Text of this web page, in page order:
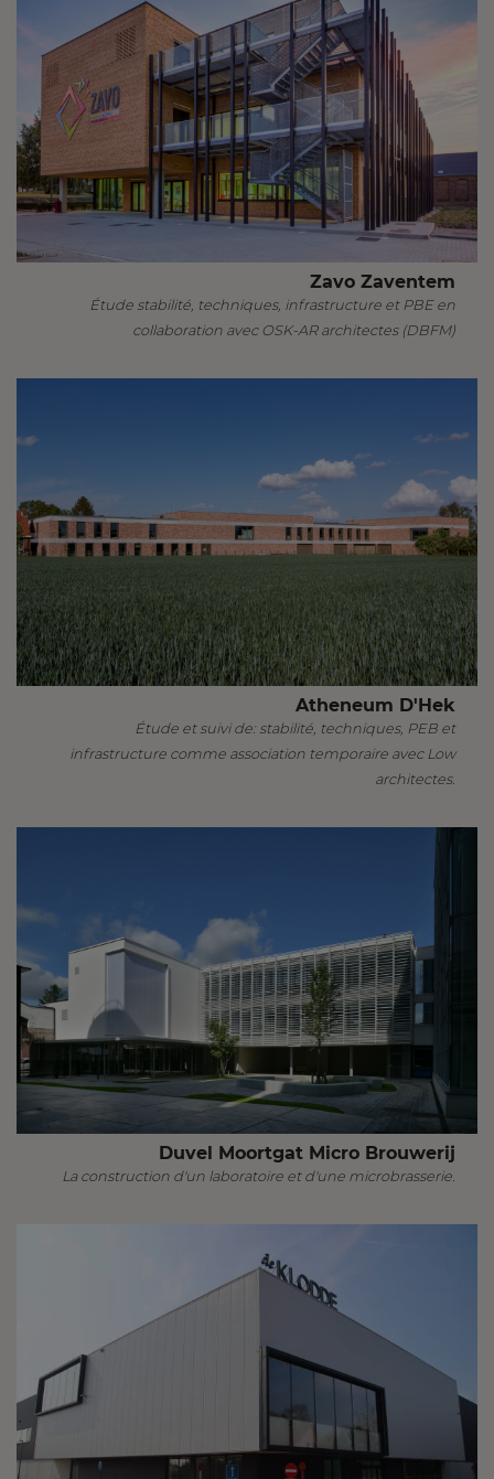
Zavo Zaventem
Étude stabilité, techniques, infrastructure et PBE en
collaboration avec OSK-AR architectes (DBFM)
Atheneum D'Hek
Étude et suivi de: stabilité, techniques, PEB et
infrastructure comme association temporaire avec Low
architectes.
Duvel Moortgat Micro Brouwerij
La construction d'un laboratoire et d'une microbrasserie.